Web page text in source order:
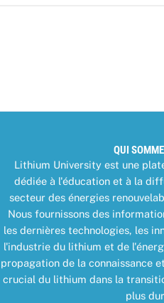
QUI
Lithium University est une
dédiée à l'éducation et à la
secteur des énergies
Nous fournissons des
les dernières technologies, les
l'industrie du lithium et de
propagation de la connaissance
crucial du lithium dans la
plus